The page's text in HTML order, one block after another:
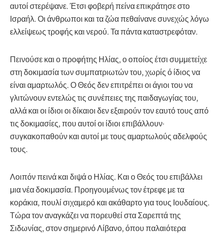
αυτοί στερέψανε. Έτσι φοβερή πείνα επικράτησε στο
Ισραήλ. Οι άνθρωποι και τα ζώα πεθαίνανε συνεχώς λόγω
ελλείψεως τροφής και νερού. Τα πάντα καταστρεφόταν.
Πεινούσε και ο προφήτης Ηλίας, ο οποίος έτσι συμμετείχε
στη δοκιμασία των συμπατριωτών του, χωρίς ό ίδιος να
είναι αμαρτωλός. Ο Θεός δεν επιτρέπει οι άγιοι του να
γλιτώνουν εντελώς τις συνέπειες της παιδαγωγίας του,
αλλά και οι ίδιοι οι δίκαιοι δεν εξαιρούν τον εαυτό τους από
τις δοκιμασίες, που αυτοί οι ίδιοι επιβάλλουν·
συγκακοπαθούν και αυτοί με τους αμαρτωλούς αδελφούς
τους.
Λοιπόν πεινά και διψά ο Ηλίας. Και ο Θεός του επιβάλλει
μια νέα δοκιμασία. Προηγουμένως τον έτρεφε με τα
κοράκια, πουλί σιχαμερό και ακάθαρτο για τους Ιουδαίους.
Τώρα τον αναγκάζει να πορευθεί στα Σαρεπτά της
Σιδωνίας, στον σημερινό Λίβανο, όπου παλαιότερα